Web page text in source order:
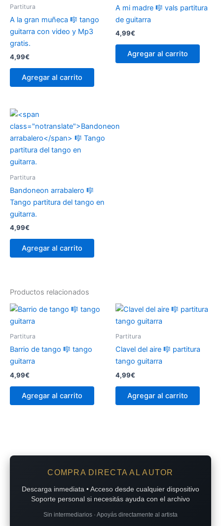
Partitura
A la gran muñeca 🎼 tango
guitarra con video y Mp3
gratis.
4,99€
Agregar al carrito
A mi madre 🎼 vals partitura
de guitarra
4,99€
Agregar al carrito
Partitura
Bandoneon arrabalero 🎼
Tango partitura del tango en
guitarra.
4,99€
Agregar al carrito
Productos relacionados
Partitura
Barrio de tango 🎼 tango
guitarra
4,99€
Agregar al carrito
Partitura
Clavel del aire 🎼 partitura
tango guitarra
4,99€
Agregar al carrito
COMPRA DIRECTA AL AUTOR
Descarga inmediata • Acceso desde cualquier dispositivo
Soporte personal si necesitás ayuda con el archivo
Sin intermediarios · Apoyás directamente al artista